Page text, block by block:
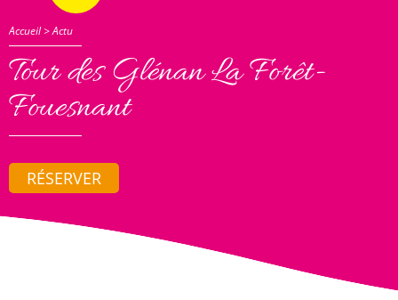
Accueil>Actu
Tour des Glénan La Forêt-
Fouesnant
RÉSERVER